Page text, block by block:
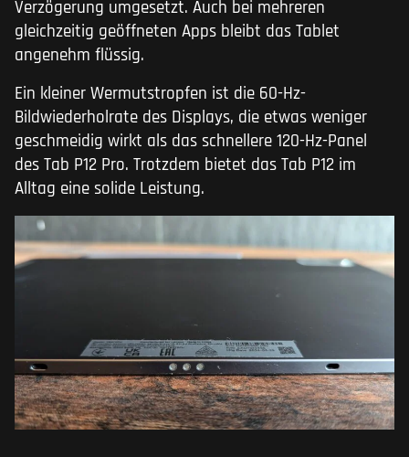
Verzögerung umgesetzt. Auch bei mehreren
gleichzeitig geöffneten Apps bleibt das Tablet
angenehm flüssig.
Ein kleiner Wermutstropfen ist die 60-Hz-
Bildwiederholrate des Displays, die etwas weniger
geschmeidig wirkt als das schnellere 120-Hz-Panel
des Tab P12 Pro. Trotzdem bietet das Tab P12 im
Alltag eine solide Leistung.